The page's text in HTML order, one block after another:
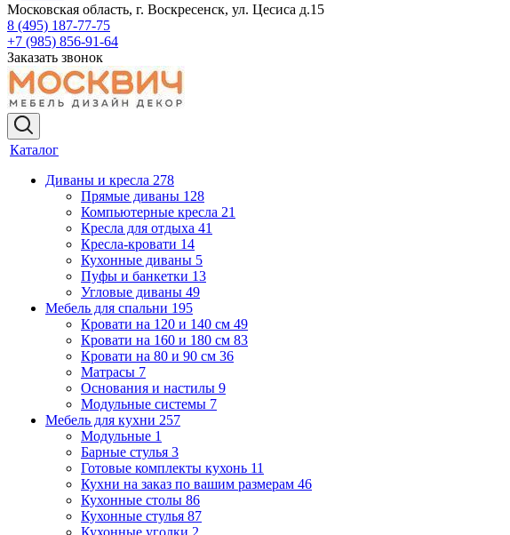
Московская область, г. Воскресенск, ул. Цесиса д.15
8 (495) 187-77-75
+7 (985) 856-91-64
Заказать звонок
Каталог
Диваны и кресла 278
Прямые диваны 128
Компьютерные кресла 21
Кресла для отдыха 41
Кресла-кровати 14
Кухонные диваны 5
Пуфы и банкетки 13
Угловые диваны 49
Мебель для спальни 195
Кровати на 120 и 140 см 49
Кровати на 160 и 180 см 83
Кровати на 80 и 90 см 36
Матрасы 7
Основания и настилы 9
Модульные системы 7
Мебель для кухни 257
Модульные 1
Барные стулья 3
Готовые комплекты кухонь 11
Кухни на заказ по вашим размерам 46
Кухонные столы 86
Кухонные стулья 87
Кухонные уголки 2